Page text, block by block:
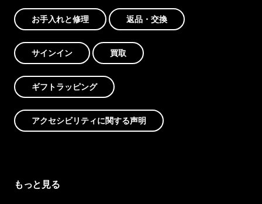
お手入れと修理 返品・交換
サインイン 買取
ギフトラッピング
アクセシビリティに関する声明
もっと見る